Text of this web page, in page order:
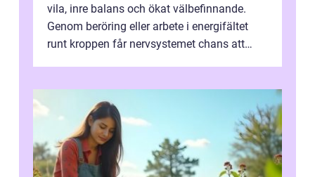
vila, inre balans och ökat välbefinnande.
Genom beröring eller arbete i energifältet
runt kroppen får nervsystemet chans att